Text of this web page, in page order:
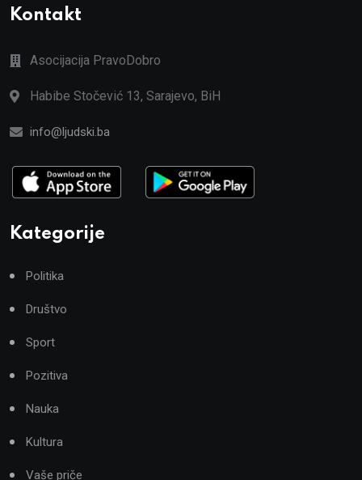
Kontakt
Asocijacija PravoDobro
Habibe Stočević 13, Sarajevo, BiH
info@ljudski.ba
Kategorije
Politika
Društvo
Sport
Pozitiva
Nauka
Kultura
Vaše priče